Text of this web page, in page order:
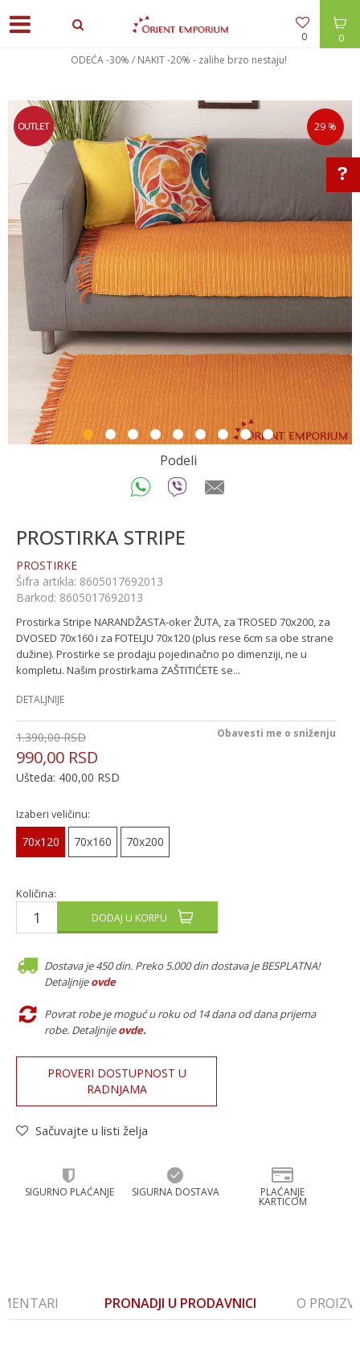
0
0
ODEĆA -30% / NAKIT -20% - zalihe brzo nestaju!
1 2 3 4 5 6 7 8 9
29 %
Podeli
PROSTIRKA STRIPE
PROSTIRKE
Šifra artikla: 8605017692013
Barkod: 8605017692013
Prostirka Stripe NARANDŽASTA-oker ŽUTA, za TROSED 70x200, za
DVOSED 70x160 i za FOTELJU 70x120 (plus rese 6cm sa obe strane
dužine). Prostirke se prodaju pojedinačno po dimenziji, ne u
kompletu. Našim prostirkama ZAŠTITIĆETE se...
DETALJNIJE
1.390,00 RSD
990,00 RSD
Ušteda: 400,00 RSD
Obavesti me o sniženju
Izaberi veličinu:
70x120 70x160 70x200
Količina:
DODAJ U KORPU
Dostava je 450 din. Preko 5.000 din dostava je BESPLATNA!
Detaljnijeovde
Povrat robe je moguć u roku od 14 dana od dana prijema
robe. Detaljnije ovde.
PROVERI DOSTUPNOST U
RADNJAMA
Sačuvajte u listi želja
SIGURNO PLAĆANJE SIGURNA DOSTAVA PLAĆANJE
KARTICOM
PRONADJI U PRODAVNICI O